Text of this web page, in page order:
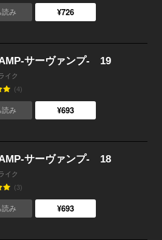
読み ¥726
サーヴァンプ- 19
イク
(4)
読み ¥693
サーヴァンプ- 18
イク
(3)
読み ¥693